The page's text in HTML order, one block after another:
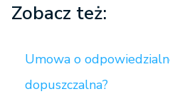
Zobacz też:
Umowa o
dopuszczalna?